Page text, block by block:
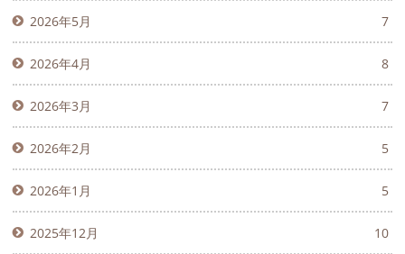
2026年5月 7
2026年4月 8
2026年3月 7
2026年2月 5
2026年1月 5
2025年12月 10